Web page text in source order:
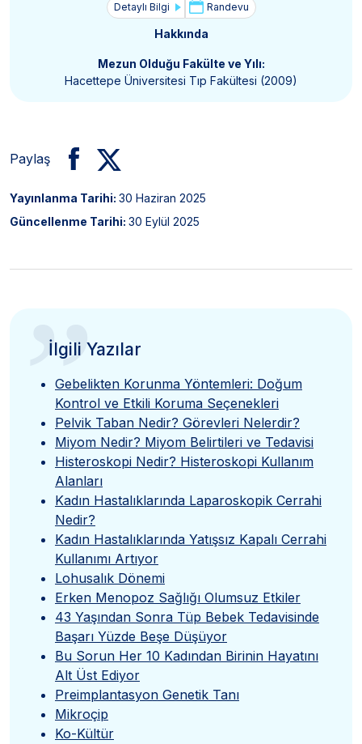
Detaylı Bilgi Randevu
Hakkında
Mezun Olduğu Fakülte ve Yılı:
Hacettepe Üniversitesi Tıp Fakültesi (2009)
Paylaş
Yayınlanma Tarihi: 30 Haziran 2025
Güncellenme Tarihi: 30 Eylül 2025
”
İlgili Yazılar
Gebelikten Korunma Yöntemleri: Doğum
Kontrol ve Etkili Koruma Seçenekleri
Pelvik Taban Nedir? Görevleri Nelerdir?
Miyom Nedir? Miyom Belirtileri ve Tedavisi
Histeroskopi Nedir? Histeroskopi Kullanım
Alanları
Kadın Hastalıklarında Laparoskopik Cerrahi
Nedir?
Kadın Hastalıklarında Yatışsız Kapalı Cerrahi
Kullanımı Artıyor
Lohusalık Dönemi
Erken Menopoz Sağlığı Olumsuz Etkiler
43 Yaşından Sonra Tüp Bebek Tedavisinde
Başarı Yüzde Beşe Düşüyor
Bu Sorun Her 10 Kadından Birinin Hayatını
Alt Üst Ediyor
Preimplantasyon Genetik Tanı
Mikroçip
Ko-Kültür